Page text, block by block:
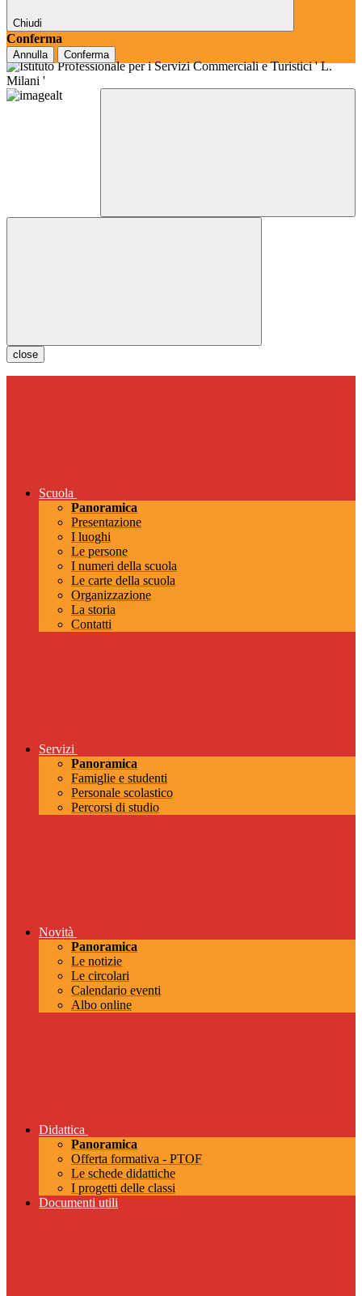
Chiudi
Conferma
Annulla Conferma
close
Scuola
Panoramica
Presentazione
I luoghi
Le persone
I numeri della scuola
Le carte della scuola
Organizzazione
La storia
Contatti
Servizi
Panoramica
Famiglie e studenti
Personale scolastico
Percorsi di studio
Novità
Panoramica
Le notizie
Le circolari
Calendario eventi
Albo online
Didattica
Panoramica
Offerta formativa - PTOF
Le schede didattiche
I progetti delle classi
Documenti utili